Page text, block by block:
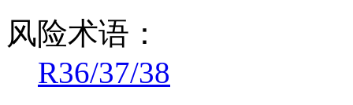
风险术语：
R36/37/38